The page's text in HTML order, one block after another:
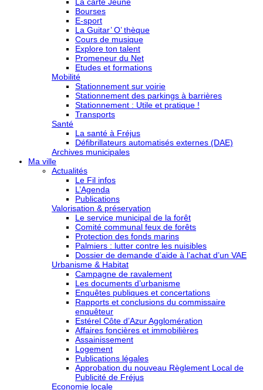
Bourses
E-sport
La Guitar’ O’ thèque
Cours de musique
Explore ton talent
Promeneur du Net
Etudes et formations
Mobilité
Stationnement sur voirie
Stationnement des parkings à barrières
Stationnement : Utile et pratique !
Transports
Santé
La santé à Fréjus
Défibrillateurs automatisés externes (DAE)
Archives municipales
Ma ville
Actualités
Le Fil infos
L’Agenda
Publications
Valorisation & préservation
Le service municipal de la forêt
Comité communal feux de forêts
Protection des fonds marins
Palmiers : lutter contre les nuisibles
Dossier de demande d’aide à l’achat d’un VAE
Urbanisme & Habitat
Campagne de ravalement
Les documents d’urbanisme
Enquêtes publiques et concertations
Rapports et conclusions du commissaire
enquêteur
Estérel Côte d’Azur Agglomération
Affaires foncières et immobilières
Assainissement
Logement
Publications légales
Approbation du nouveau Règlement Local de
Publicité de Fréjus
Economie locale